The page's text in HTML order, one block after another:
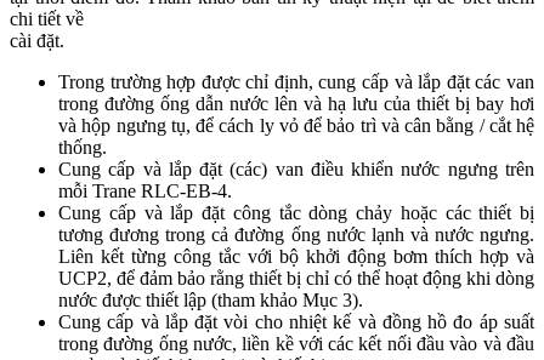
chi tiết về
cài đặt.
Trong trường hợp được chỉ định, cung cấp và lắp đặt các van
trong đường ống dẫn nước lên và hạ lưu của thiết bị bay hơi
và hộp ngưng tụ, để cách ly vỏ để bảo trì và cân bằng / cắt hệ
thống.
Cung cấp và lắp đặt (các) van điều khiển nước ngưng trên
mỗi Trane RLC-EB-4.
Cung cấp và lắp đặt công tắc dòng chảy hoặc các thiết bị
tương đương trong cả đường ống nước lạnh và nước ngưng.
Liên kết từng công tắc với bộ khởi động bơm thích hợp và
UCP2, để đảm bảo rằng thiết bị chỉ có thể hoạt động khi dòng
nước được thiết lập (tham khảo Mục 3).
Cung cấp và lắp đặt vòi cho nhiệt kế và đồng hồ đo áp suất
trong đường ống nước, liền kề với các kết nối đầu vào và đầu